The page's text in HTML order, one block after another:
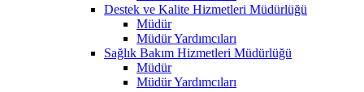
Destek ve Kalite Hizmetleri Müdürlüğü
Müdür
Müdür Yardımcıları
Sağlık Bakım Hizmetleri Müdürlüğü
Müdür
Müdür Yardımcıları